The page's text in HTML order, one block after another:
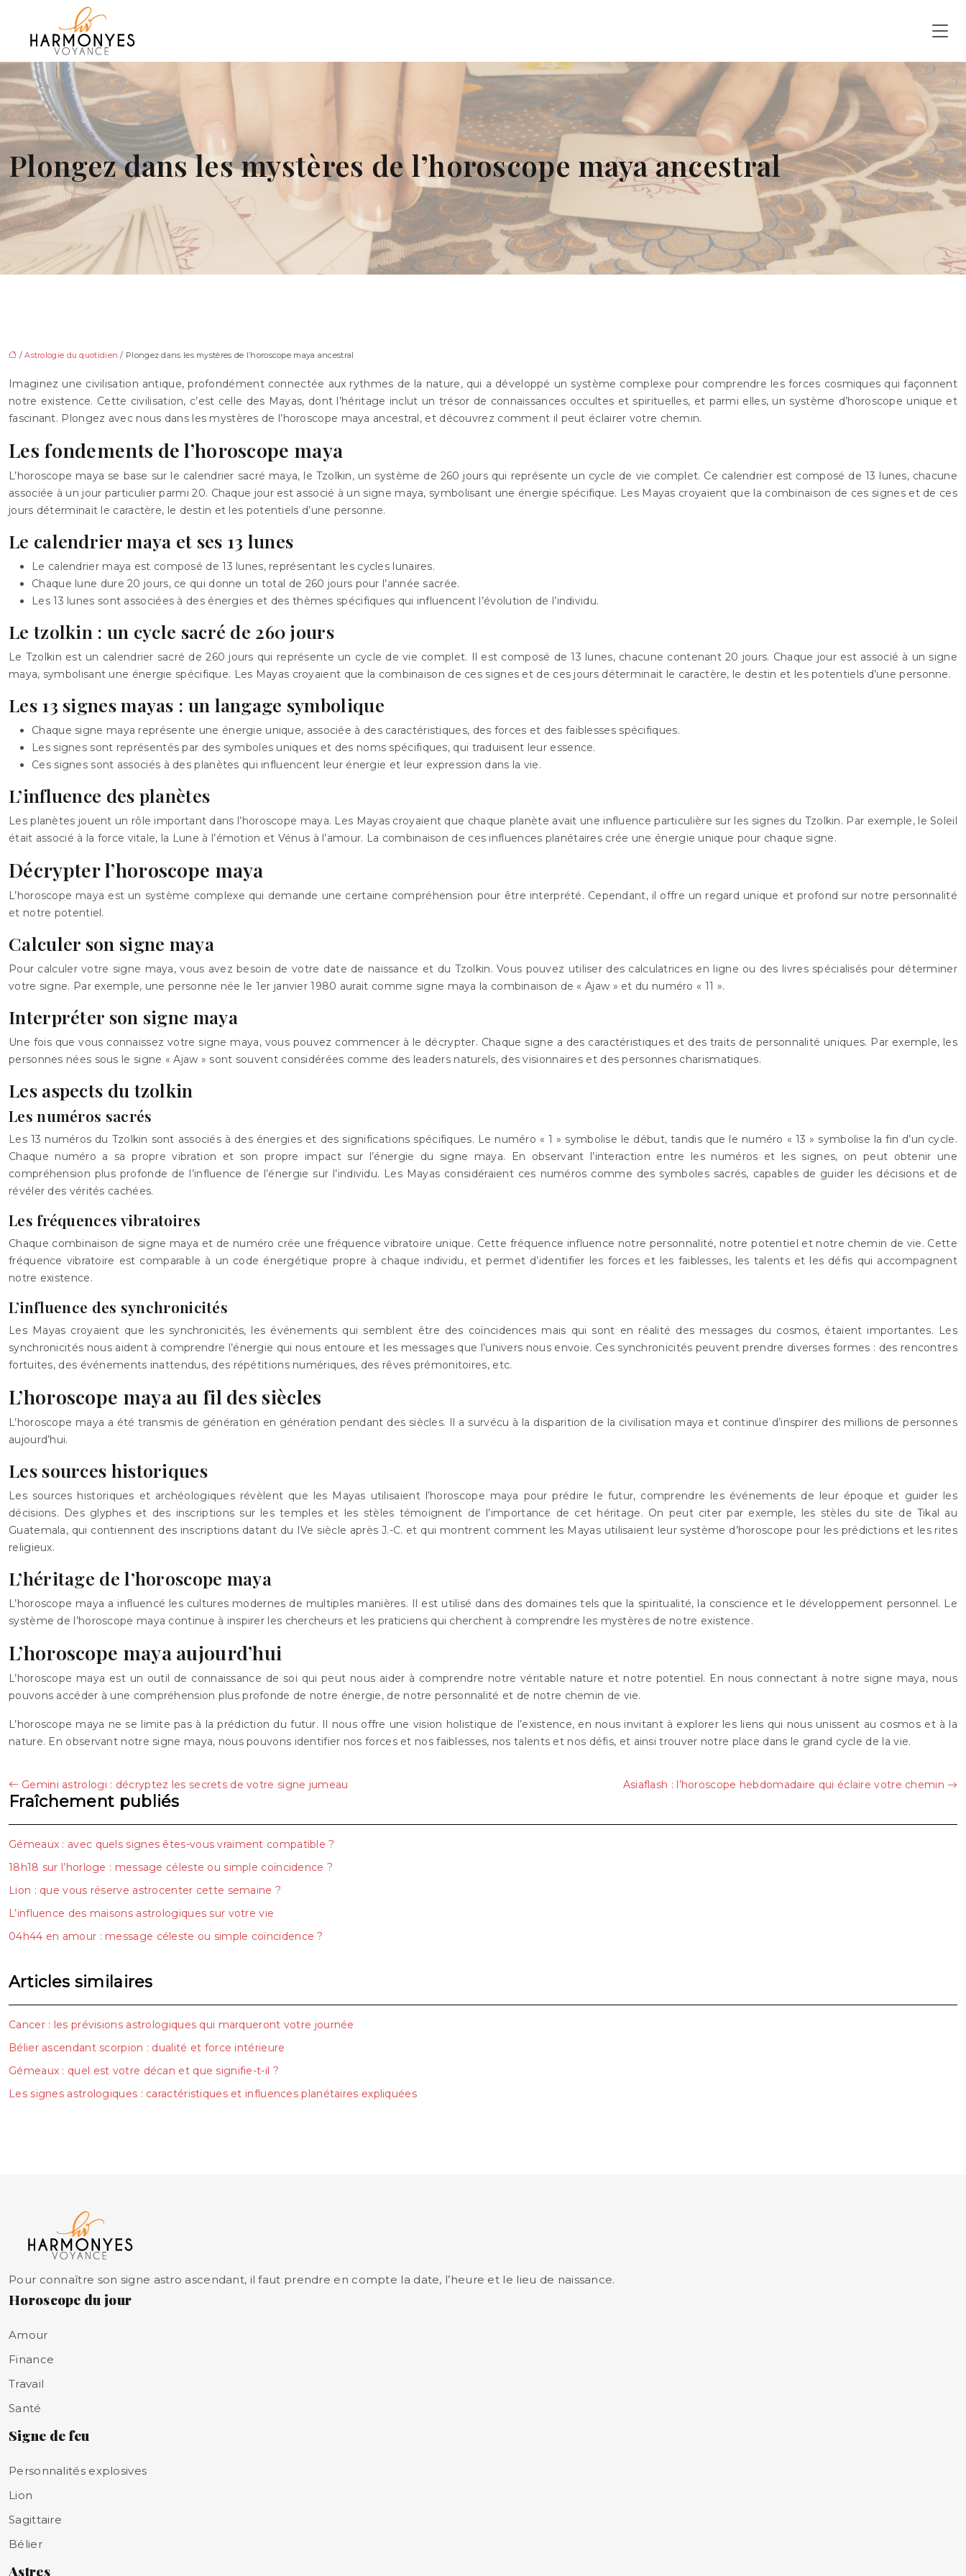
Plongez dans les mystères de l’horoscope maya ancestral
/Astrologie du quotidien / Plongez dans les mystères de l’horoscope maya ancestral
Imaginez une civilisation antique, profondément connectée aux rythmes de la nature, qui a développé un système complexe pour comprendre les forces cosmiques qui façonnent
notre existence. Cette civilisation, c’est celle des Mayas, dont l’héritage inclut un trésor de connaissances occultes et spirituelles, et parmi elles, un système d’horoscope unique et
fascinant. Plongez avec nous dans les mystères de l’horoscope maya ancestral, et découvrez comment il peut éclairer votre chemin.
Les fondements de l’horoscope maya
L’horoscope maya se base sur le calendrier sacré maya, le Tzolkin, un système de 260 jours qui représente un cycle de vie complet. Ce calendrier est composé de 13 lunes, chacune
associée à un jour particulier parmi 20. Chaque jour est associé à un signe maya, symbolisant une énergie spécifique. Les Mayas croyaient que la combinaison de ces signes et de ces
jours déterminait le caractère, le destin et les potentiels d’une personne.
Le calendrier maya et ses 13 lunes
Le calendrier maya est composé de 13 lunes, représentant les cycles lunaires.
Chaque lune dure 20 jours, ce qui donne un total de 260 jours pour l’année sacrée.
Les 13 lunes sont associées à des énergies et des thèmes spécifiques qui influencent l’évolution de l’individu.
Le tzolkin : un cycle sacré de 260 jours
Le Tzolkin est un calendrier sacré de 260 jours qui représente un cycle de vie complet. Il est composé de 13 lunes, chacune contenant 20 jours. Chaque jour est associé à un signe
maya, symbolisant une énergie spécifique. Les Mayas croyaient que la combinaison de ces signes et de ces jours déterminait le caractère, le destin et les potentiels d’une personne.
Les 13 signes mayas : un langage symbolique
Chaque signe maya représente une énergie unique, associée à des caractéristiques, des forces et des faiblesses spécifiques.
Les signes sont représentés par des symboles uniques et des noms spécifiques, qui traduisent leur essence.
Ces signes sont associés à des planètes qui influencent leur énergie et leur expression dans la vie.
L’influence des planètes
Les planètes jouent un rôle important dans l’horoscope maya. Les Mayas croyaient que chaque planète avait une influence particulière sur les signes du Tzolkin. Par exemple, le Soleil
était associé à la force vitale, la Lune à l’émotion et Vénus à l’amour. La combinaison de ces influences planétaires crée une énergie unique pour chaque signe.
Décrypter l’horoscope maya
L’horoscope maya est un système complexe qui demande une certaine compréhension pour être interprété. Cependant, il offre un regard unique et profond sur notre personnalité
et notre potentiel.
Calculer son signe maya
Pour calculer votre signe maya, vous avez besoin de votre date de naissance et du Tzolkin. Vous pouvez utiliser des calculatrices en ligne ou des livres spécialisés pour déterminer
votre signe. Par exemple, une personne née le 1er janvier 1980 aurait comme signe maya la combinaison de « Ajaw » et du numéro « 11 ».
Interpréter son signe maya
Une fois que vous connaissez votre signe maya, vous pouvez commencer à le décrypter. Chaque signe a des caractéristiques et des traits de personnalité uniques. Par exemple, les
personnes nées sous le signe « Ajaw » sont souvent considérées comme des leaders naturels, des visionnaires et des personnes charismatiques.
Les aspects du tzolkin
Les numéros sacrés
Les 13 numéros du Tzolkin sont associés à des énergies et des significations spécifiques. Le numéro « 1 » symbolise le début, tandis que le numéro « 13 » symbolise la fin d’un cycle.
Chaque numéro a sa propre vibration et son propre impact sur l’énergie du signe maya. En observant l’interaction entre les numéros et les signes, on peut obtenir une
compréhension plus profonde de l’influence de l’énergie sur l’individu. Les Mayas considéraient ces numéros comme des symboles sacrés, capables de guider les décisions et de
révéler des vérités cachées.
Les fréquences vibratoires
Chaque combinaison de signe maya et de numéro crée une fréquence vibratoire unique. Cette fréquence influence notre personnalité, notre potentiel et notre chemin de vie. Cette
fréquence vibratoire est comparable à un code énergétique propre à chaque individu, et permet d’identifier les forces et les faiblesses, les talents et les défis qui accompagnent
notre existence.
L’influence des synchronicités
Les Mayas croyaient que les synchronicités, les événements qui semblent être des coïncidences mais qui sont en réalité des messages du cosmos, étaient importantes. Les
synchronicités nous aident à comprendre l’énergie qui nous entoure et les messages que l’univers nous envoie. Ces synchronicités peuvent prendre diverses formes : des rencontres
fortuites, des événements inattendus, des répétitions numériques, des rêves prémonitoires, etc.
L’horoscope maya au fil des siècles
L’horoscope maya a été transmis de génération en génération pendant des siècles. Il a survécu à la disparition de la civilisation maya et continue d’inspirer des millions de personnes
aujourd’hui.
Les sources historiques
Les sources historiques et archéologiques révèlent que les Mayas utilisaient l’horoscope maya pour prédire le futur, comprendre les événements de leur époque et guider les
décisions. Des glyphes et des inscriptions sur les temples et les stèles témoignent de l’importance de cet héritage. On peut citer par exemple, les stèles du site de Tikal au
Guatemala, qui contiennent des inscriptions datant du IVe siècle après J.-C. et qui montrent comment les Mayas utilisaient leur système d’horoscope pour les prédictions et les rites
religieux.
L’héritage de l’horoscope maya
L’horoscope maya a influencé les cultures modernes de multiples manières. Il est utilisé dans des domaines tels que la spiritualité, la conscience et le développement personnel. Le
système de l’horoscope maya continue à inspirer les chercheurs et les praticiens qui cherchent à comprendre les mystères de notre existence.
L’horoscope maya aujourd’hui
L’horoscope maya est un outil de connaissance de soi qui peut nous aider à comprendre notre véritable nature et notre potentiel. En nous connectant à notre signe maya, nous
pouvons accéder à une compréhension plus profonde de notre énergie, de notre personnalité et de notre chemin de vie.
L’horoscope maya ne se limite pas à la prédiction du futur. Il nous offre une vision holistique de l’existence, en nous invitant à explorer les liens qui nous unissent au cosmos et à la
nature. En observant notre signe maya, nous pouvons identifier nos forces et nos faiblesses, nos talents et nos défis, et ainsi trouver notre place dans le grand cycle de la vie.
Gemini astrologi : décryptez les secrets de votre signe jumeau Asiaflash : l’horoscope hebdomadaire qui éclaire votre chemin
Fraîchement publiés
Gémeaux : avec quels signes êtes-vous vraiment compatible ?
18h18 sur l’horloge : message céleste ou simple coïncidence ?
Lion : que vous réserve astrocenter cette semaine ?
L’influence des maisons astrologiques sur votre vie
04h44 en amour : message céleste ou simple coïncidence ?
Articles similaires
Cancer : les prévisions astrologiques qui marqueront votre journée
Bélier ascendant scorpion : dualité et force intérieure
Gémeaux : quel est votre décan et que signifie-t-il ?
Les signes astrologiques : caractéristiques et influences planétaires expliquées
Pour connaître son signe astro ascendant, il faut prendre en compte la date, l’heure et le lieu de naissance.
Horoscope du jour
Amour
Finance
Travail
Santé
Signe de feu
Personnalités explosives
Lion
Sagittaire
Bélier
Astres